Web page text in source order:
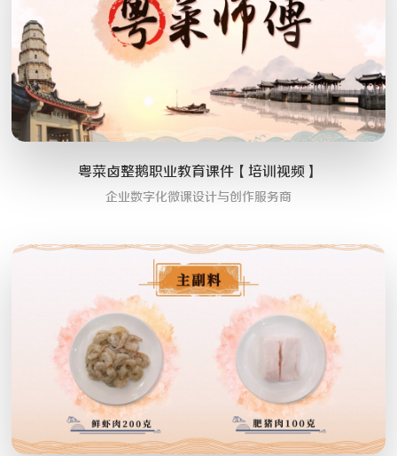
粤菜卤整鹅职业教育课件【培训视频】
企业数字化微课设计与创作服务商